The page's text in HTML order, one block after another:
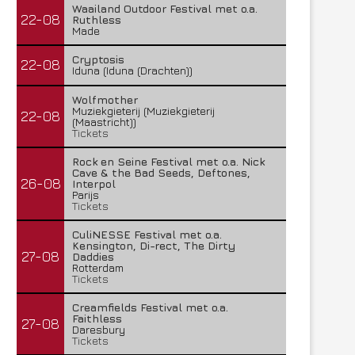
22-08
Waailand Outdoor Festival met o.a.
Ruthless
Made
22-08
Cryptosis
Iduna (Iduna (Drachten))
22-08
Wolfmother
Muziekgieterij (Muziekgieterij
(Maastricht))
Tickets
26-08
Rock en Seine Festival met o.a. Nick
Cave & the Bad Seeds, Deftones,
Interpol
Parijs
Tickets
27-08
CuliNESSE Festival met o.a.
Kensington, Di-rect, The Dirty
Daddies
Rotterdam
Tickets
27-08
Creamfields Festival met o.a.
Faithless
Daresbury
Tickets